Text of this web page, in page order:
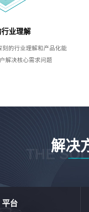
业理解
刻的行业理解和产品化能
解决核心需求问题
解决
THE
平台